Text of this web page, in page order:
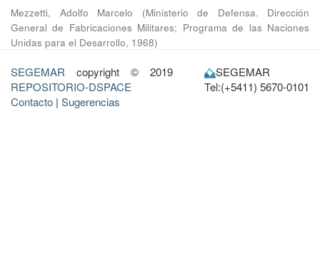
Mezzetti, Adolfo Marcelo (Ministerio de Defensa. Dirección
General de Fabricaciones Militares; Programa de las Naciones
Unidas para el Desarrollo, 1968)
SEGEMAR copyright © 2019
REPOSITORIO-DSPACE
Contacto | Sugerencias
SEGEMAR
Tel:(+5411) 5670-0101